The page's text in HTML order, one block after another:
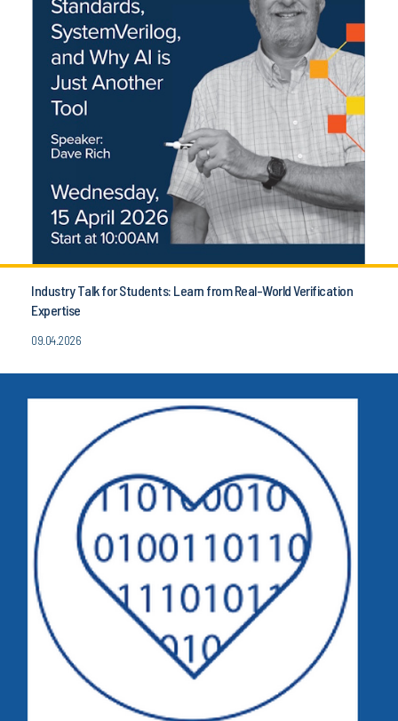
Industry Talk for Students: Learn from Real-World Verification
Expertise
09.04.2026